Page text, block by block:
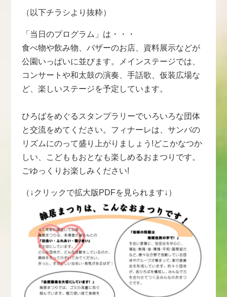
（以下チラシより抜粋）
「当日のプログラム」は・・・
食べ物や飲み物、バザーのお店、資料展示などが
公園いっぱいに並びます。メインステージでは、
コンサートや和太鼓の演奏、手話歌、仮装広場な
ど、楽しいステージを予定しています。
ひろばをめぐるスタンプラリーでいろいろな団体
と交流をめてください。フィナーレは、サンバの
リズムにのって盛り上がりましょう!どこかなつか
しい、こどももおとなも楽しめるおまつりです。
ごゆっくりお楽しみください!
（↓クリックで拡大版PDFを見られます↓）